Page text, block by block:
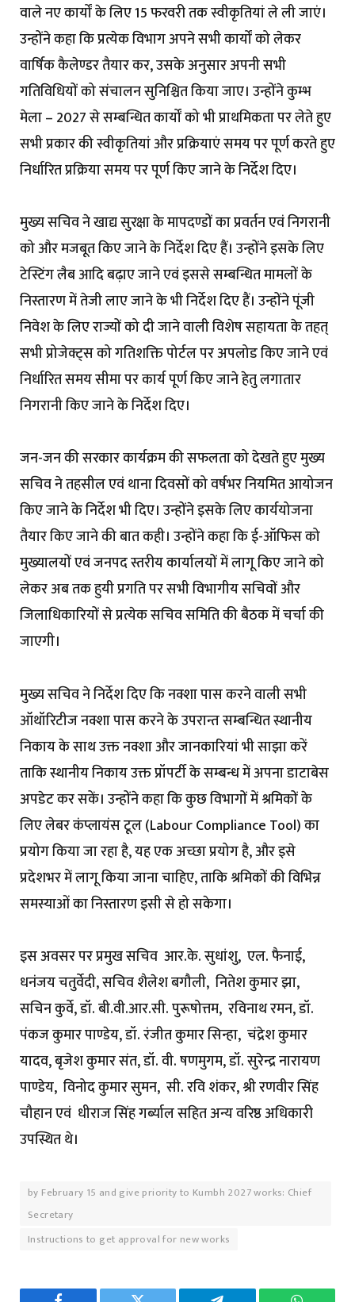
वाले नए कार्यों के लिए 15 फरवरी तक स्वीकृतियां ले ली जाएं।
उन्होंने कहा कि प्रत्येक विभाग अपने सभी कार्यों को लेकर
वार्षिक कैलेण्डर तैयार कर, उसके अनुसार अपनी सभी
गतिविधियों को संचालन सुनिश्चित किया जाए। उन्होंने कुम्भ
मेला – 2027 से सम्बन्धित कार्यों को भी प्राथमिकता पर लेते हुए
सभी प्रकार की स्वीकृतियां और प्रक्रियाएं समय पर पूर्ण करते हुए
निर्धारित प्रक्रिया समय पर पूर्ण किए जाने के निर्देश दिए।
मुख्य सचिव ने खाद्य सुरक्षा के मापदण्डों का प्रवर्तन एवं निगरानी
को और मजबूत किए जाने के निर्देश दिए हैं। उन्होंने इसके लिए
टेस्टिंग लैब आदि बढ़ाए जाने एवं इससे सम्बन्धित मामलों के
निस्तारण में तेजी लाए जाने के भी निर्देश दिए हैं। उन्होंने पूंजी
निवेश के लिए राज्यों को दी जाने वाली विशेष सहायता के तहत्
सभी प्रोजेक्ट्स को गतिशक्ति पोर्टल पर अपलोड किए जाने एवं
निर्धारित समय सीमा पर कार्य पूर्ण किए जाने हेतु लगातार
निगरानी किए जाने के निर्देश दिए।
जन-जन की सरकार कार्यक्रम की सफलता को देखते हुए मुख्य
सचिव ने तहसील एवं थाना दिवसों को वर्षभर नियमित आयोजन
किए जाने के निर्देश भी दिए। उन्होंने इसके लिए कार्ययोजना
तैयार किए जाने की बात कही। उन्होंने कहा कि ई-ऑफिस को
मुख्यालयों एवं जनपद स्तरीय कार्यालयों में लागू किए जाने को
लेकर अब तक हुयी प्रगति पर सभी विभागीय सचिवों और
जिलाधिकारियों से प्रत्येक सचिव समिति की बैठक में चर्चा की
जाएगी।
मुख्य सचिव ने निर्देश दिए कि नक्शा पास करने वाली सभी
ऑथॉरिटीज नक्शा पास करने के उपरान्त सम्बन्धित स्थानीय
निकाय के साथ उक्त नक्शा और जानकारियां भी साझा करें
ताकि स्थानीय निकाय उक्त प्रॉपर्टी के सम्बन्ध में अपना डाटाबेस
अपडेट कर सकें। उन्होंने कहा कि कुछ विभागों में श्रमिकों के
लिए लेबर कंप्लायंस टूल (Labour Compliance Tool) का
प्रयोग किया जा रहा है, यह एक अच्छा प्रयोग है, और इसे
प्रदेशभर में लागू किया जाना चाहिए, ताकि श्रमिकों की विभिन्न
समस्याओं का निस्तारण इसी से हो सकेगा।
इस अवसर पर प्रमुख सचिव आर.के. सुधांशु, एल. फैनाई,
धनंजय चतुर्वेदी, सचिव शैलेश बगौली, नितेश कुमार झा,
सचिन कुर्वे, डॉ. बी.वी.आर.सी. पुरूषोत्तम, रविनाथ रमन, डॉ.
पंकज कुमार पाण्डेय, डॉ. रंजीत कुमार सिन्हा, चंद्रेश कुमार
यादव, बृजेश कुमार संत, डॉ. वी. षणमुगम, डॉ. सुरेन्द्र नारायण
पाण्डेय, विनोद कुमार सुमन, सी. रवि शंकर, श्री रणवीर सिंह
चौहान एवं धीराज सिंह गर्ब्याल सहित अन्य वरिष्ठ अधिकारी
उपस्थित थे।
by February 15 and give priority to Kumbh 2027 works: Chief
Secretary
Instructions to get approval for new works